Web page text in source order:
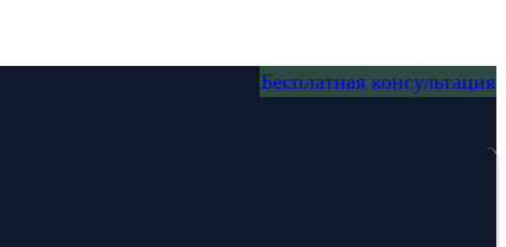
Бесплатная консультация